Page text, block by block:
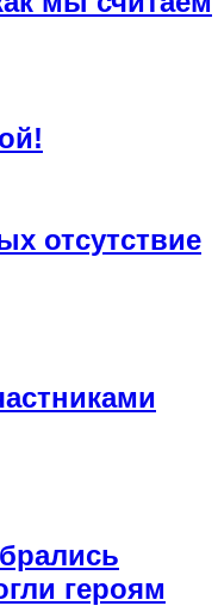
отсутствие
героям